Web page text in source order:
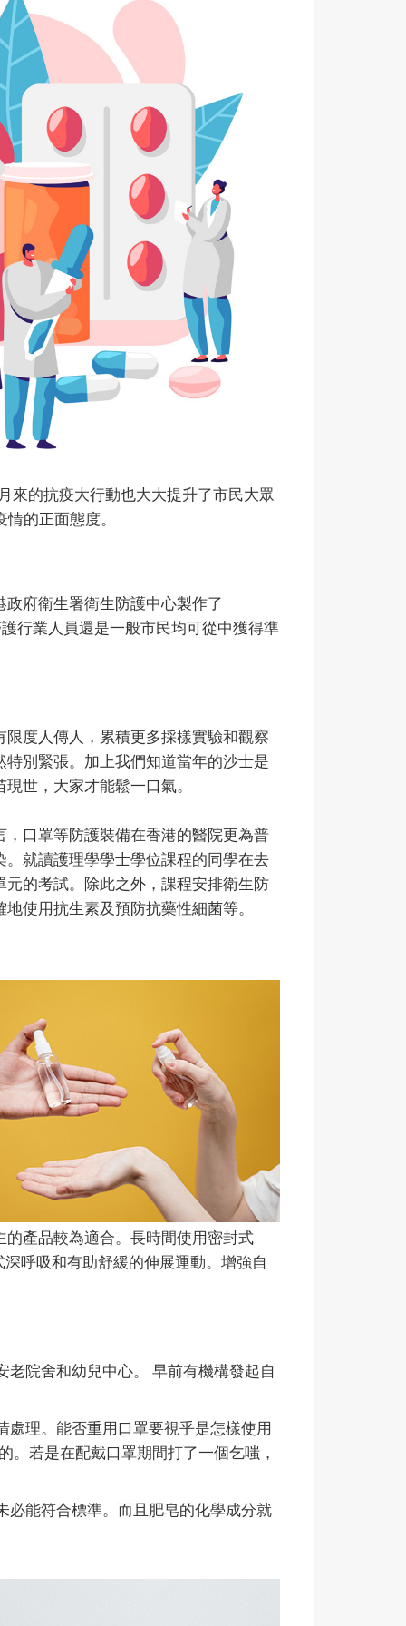
來的抗疫大行動也大大提升了市民大眾
的正面態度。
府衛生署衛生防護中心製作了
行業人員還是一般市民均可從中獲得準
度人傳人，累積更多採樣實驗和觀察
別緊張。加上我們知道當年的沙士是
世，大家才能鬆一口氣。
口罩等防護裝備在香港的醫院更為普
就讀護理學學士學位課程的同學在去
的考試。除此之外，課程安排衛生防
使用抗生素及預防抗藥性細菌等。
產品較為適合。長時間使用密封式
呼吸和有助舒緩的伸展運動。增強自
院舍和幼兒中心。 早前有機構發起自
理。能否重用口罩要視乎是怎樣使用
若是在配戴口罩期間打了一個乞嗤，
能符合標準。而且肥皂的化學成分就